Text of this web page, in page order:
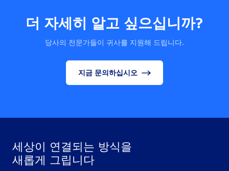
더 자세히 알고 싶으십니까?
당사의 전문가들이 귀사를 지원해 드립니다.
지금 문의하십시오
세상이 연결되는 방식을
새롭게 그립니다